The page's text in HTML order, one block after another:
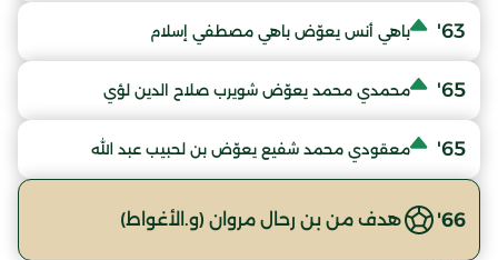
63' باهي أنس يعوّض باهي مصطفي إسلام
65' محمدي محمد يعوّض شويرب صلاح الدين لؤي
65' معقودي محمد شفيع يعوّض بن لحبيب عبد الله
66' هدف من بن رحال مروان (و.الأغواط)